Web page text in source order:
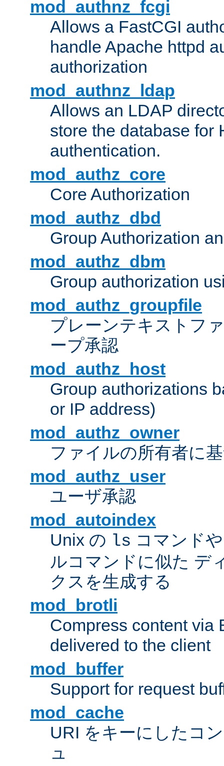
mod_authnz_fcgi
Allows a FastCGI
handle Apache httpd
authorization
mod_authnz_ldap
Allows an LDAP
store the database for
authentication.
mod_authz_core
Core Authorization
mod_authz_dbd
Group Authorization
mod_authz_dbm
Group authorization
mod_authz_groupfile
プレーンテキストフ
ープ承認
mod_authz_host
Group authorizations
or IP address)
mod_authz_owner
ファイルの所有者に
mod_authz_user
ユーザ承認
mod_autoindex
Unix の ls コマンド
ルコマンドに似た デ
クスを生成する
mod_brotli
Compress content via
delivered to the client
mod_buffer
Support for request
mod_cache
URI をキーにしたコ
ュ